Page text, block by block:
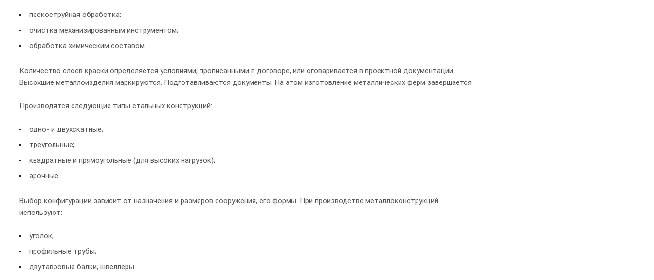
пескоструйная обработка;
очистка механизированным инструментом;
обработка химическим составом.
Количество слоев краски определяется условиями, прописанными в договоре, или оговаривается в проектной документации.
Высохшие металлоизделия маркируются. Подготавливаются документы. На этом изготовление металлических ферм завершается.
Производятся следующие типы стальных конструкций:
одно- и двухскатные;
треугольные;
квадратные и прямоугольные (для высоких нагрузок);
арочные.
Выбор конфигурации зависит от назначения и размеров сооружения, его формы. При производстве металлоконструкций
используют:
уголок;
профильные трубы;
двутавровые балки, швеллеры.